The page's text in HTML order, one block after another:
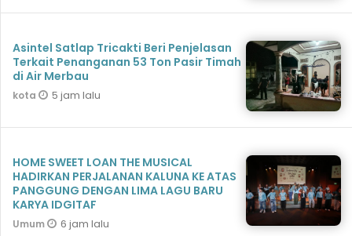
Asintel Satlap Tricakti Beri Penjelasan
Terkait Penanganan 53 Ton Pasir Timah
di Air Merbau
kota 5 jam lalu
HOME SWEET LOAN THE MUSICAL
HADIRKAN PERJALANAN KALUNA KE ATAS
PANGGUNG DENGAN LIMA LAGU BARU
KARYA IDGITAF
Umum 6 jam lalu